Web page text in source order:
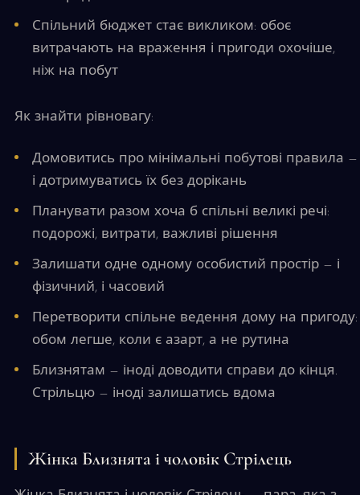
Спільний бюджет стає викликом: обоє
витрачають на враження і пригоди охочіше,
ніж на побут
Як знайти рівновагу:
Домовитись про мінімальні побутові правила —
і дотримуватись їх без дорікань
Планувати разом хоча б спільні великі речі:
подорожі, витрати, важливі рішення
Залишати одне одному особистий простір — і
фізичний, і часовий
Перетворити спільне ведення дому на пригоду:
обом легше, коли є азарт, а не рутина
Близнятам — іноді доводити справи до кінця.
Стрільцю — іноді залишатись вдома
Жінка Близнята і чоловік Стрілець